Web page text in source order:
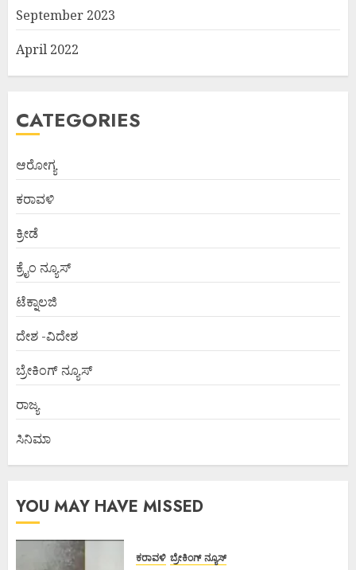
September 2023
April 2022
CATEGORIES
ಆರೋಗ್ಯ
ಕರಾವಳಿ
ಕ್ರೀಡೆ
ಕ್ರೈಂ ನ್ಯೂಸ್
ಟೆಕ್ನಾಲಜಿ
ದೇಶ -ವಿದೇಶ
ಬ್ರೇಕಿಂಗ್ ನ್ಯೂಸ್
ರಾಜ್ಯ
ಸಿನಿಮಾ
YOU MAY HAVE MISSED
ಕರಾವಳಿ ಬ್ರೇಕಿಂಗ್ ನ್ಯೂಸ್